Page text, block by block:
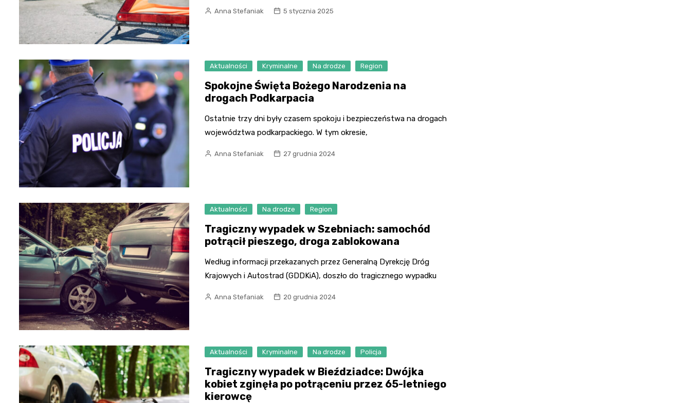
Anna Stefaniak 5 stycznia 2025
Aktualności Kryminalne Na drodze Region
Spokojne Święta Bożego Narodzenia na
drogach Podkarpacia
Ostatnie trzy dni były czasem spokoju i bezpieczeństwa na drogach
województwa podkarpackiego. W tym okresie,
Anna Stefaniak 27 grudnia 2024
Aktualności Na drodze Region
Tragiczny wypadek w Szebniach: samochód
potrącił pieszego, droga zablokowana
Według informacji przekazanych przez Generalną Dyrekcję Dróg
Krajowych i Autostrad (GDDKiA), doszło do tragicznego wypadku
Anna Stefaniak 20 grudnia 2024
Aktualności Kryminalne Na drodze Policja
Tragiczny wypadek w Bieździadce: Dwójka
kobiet zginęła po potrąceniu przez 65-letniego
kierowcę